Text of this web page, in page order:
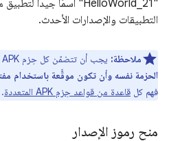
التطبيقات والإصدارات الأحدث.
ملاحظة: يجب أن تتضمّن كل حِزم APK التي تنشرها للتطبيق نفسه
الحزمة نفسه وأن تكون موقَّعة باستخدام
فهم كل قاعدة من قواعد حِزم APK المتعددة .
منح رموز الإصدار